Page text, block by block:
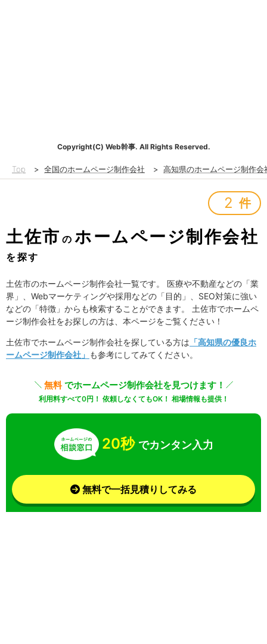
Copyright(C) Web幹事. All Rights Reserved.
Top > 全国のホームページ制作会社 > 高知県のホームページ制作会
2 件
土佐市 の ホームページ制作会社
を探す
土佐市のホームページ制作会社一覧です。 医療や不動産などの「業
界」、Webマーケティングや採用などの「目的」、SEO対策に強い
などの「特徴」からも検索することができます。 土佐市でホームペ
ージ制作会社をお探しの方は、本ページをご覧ください！
土佐市でホームページ制作会社を探している方は 「高知県の優良ホ
ームページ制作会社」 も参考にしてみてください。
無料でホームページ制作会社を見つけます！
利用料すべて0円！ 依頼しなくてもOK！ 相場情報も提供！
20秒 でカンタン入力
無料で一括見積りしてみる